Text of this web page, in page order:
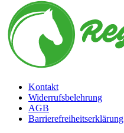
Kontakt
Widerrufsbelehrung
AGB
Barrierefreiheitserklärung